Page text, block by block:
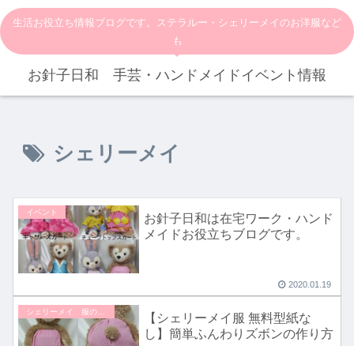
生活お役立ち情報ブログです。ステラルー・シェリーメイのお洋服など
も
お針子日和 手芸・ハンドメイドイベント情報
シェリーメイ
イベント
お針子日和は在宅ワーク・ハンド
メイドお役立ちブログです。
2020.01.19
【シェリーメイ服 無料型紙な
し】簡単ふんわりズボンの作り方